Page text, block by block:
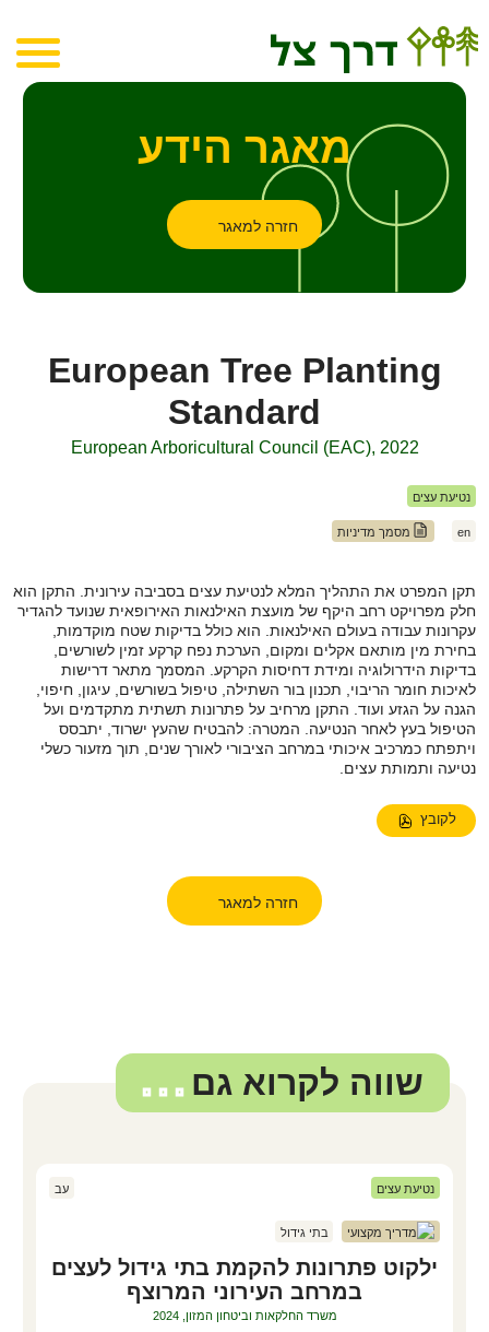
מאגר הידע
חזרה למאגר
European Tree Planting
Standard
European Arboricultural Council (EAC), 2022
נטיעת עצים
en מסמך מדיניות
תקן המפרט את התהליך המלא לנטיעת עצים בסביבה עירונית. התקן הוא
חלק מפרויקט רחב היקף של מועצת האילנאות האירופאית שנועד להגדיר
עקרונות עבודה בעולם האילנאות. הוא כולל בדיקות שטח מוקדמות,
בחירת מין מותאם אקלים ומקום, הערכת נפח קרקע זמין לשורשים,
בדיקות הידרולוגיה ומידת דחיסות הקרקע. המסמך מתאר דרישות
לאיכות חומר הריבוי, תכנון בור השתילה, טיפול בשורשים, עיגון, חיפוי,
הגנה על הגזע ועוד. התקן מרחיב על פתרונות תשתית מתקדמים ועל
הטיפול בעץ לאחר הנטיעה. המטרה: להבטיח שהעץ ישרוד, יתבסס
ויתפתח כמרכיב איכותי במרחב הציבורי לאורך שנים, תוך מזעור כשלי
נטיעה ותמותת עצים.
לקובץ
חזרה למאגר
שווה לקרוא גם ...
נטיעת עצים עב
צילום: תומר אפלבאום
מדריך מקצועי בתי גידול
ילקוט פתרונות להקמת בתי גידול לעצים
במרחב העירוני המרוצף
משרד החלקאות וביטחון המזון, 2024